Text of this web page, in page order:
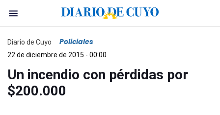
Diario de Cuyo Policiales
22 de diciembre de 2015 - 00:00
Un incendio con pérdidas por
$200.000